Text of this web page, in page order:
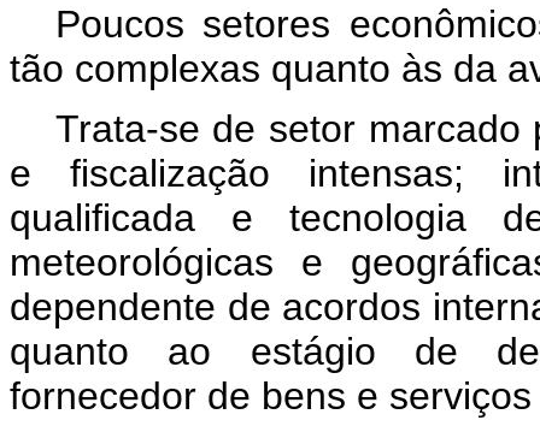
Poucos setores
tão complexas quanto às da
Trata-se de setor
e fiscalização intensas;
qualificada e tecnologia
meteorológicas e
dependente de acordos
quanto ao estágio de
fornecedor de bens e